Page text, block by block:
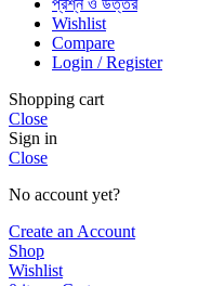
Wishlist
Compare
Login / Register
Shopping cart
Close
Sign in
Close
No account yet?
Create an Account
Shop
Wishlist